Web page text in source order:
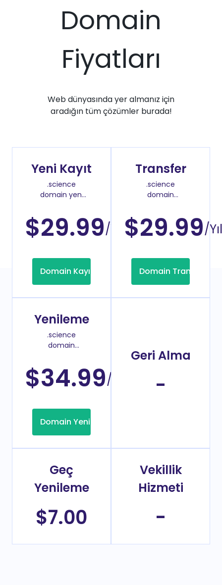
Domain
Fiyatları
Web dünyasında yer almanız için
aradığın tüm çözümler burada!
Yeni Kayıt
.science
domain yeni
$29.99/Yıl
Domain Kayıt
Transfer
.science
domain
$29.99/Yıl
Domain Transfer
Yenileme
.science
domain
$34.99/Yıl
Domain Yenileme
Geri Alma
-
Geç
Yenileme
$7.00
Vekillik
Hizmeti
-